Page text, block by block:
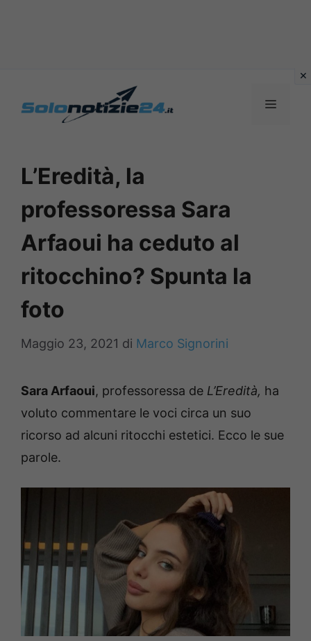
MENU
L’Eredità, la
professoressa Sara
Arfaoui ha ceduto al
ritocchino? Spunta la
foto
Maggio 23, 2021 di Marco Signorini
Sara Arfaoui, professoressa de L’Eredità, ha
voluto commentare le voci circa un suo
ricorso ad alcuni ritocchi estetici. Ecco le sue
parole.